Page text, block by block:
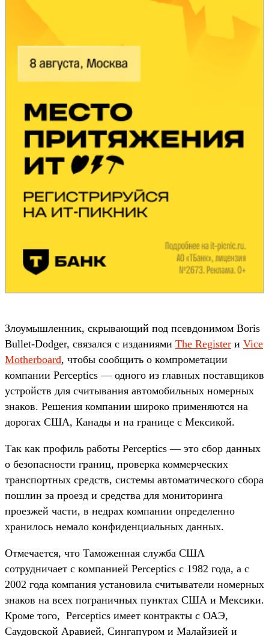
Злоумышленник, скрывающий под псевдонимом Boris
Bullet-Dodger, связался с изданиями The Register и Vice
Motherboard, чтобы сообщить о компрометации
компании Perceptics — одного из главных поставщиков
устройств для считывания автомобильных номерных
знаков. Решения компании широко применяются на
дорогах США, Канады и на границе с Мексикой.
Так как профиль работы Perceptics — это сбор данных
о безопасности границ, проверка коммерческих
транспортных средств, системы автоматического сбора
пошлин за проезд и средства для мониторинга
проезжей части, в недрах компании определенно
хранилось немало конфиденциальных данных.
Отмечается, что Таможенная служба США
сотрудничает с компанией Perceptics с 1982 года, а с
2002 года компания установила считыватели номерных
знаков на всех пограничных пунктах США и Мексики.
Кроме того, Perceptics имеет контракты с ОАЭ,
Саудовской Аравией, Сингапуром и Малайзией и